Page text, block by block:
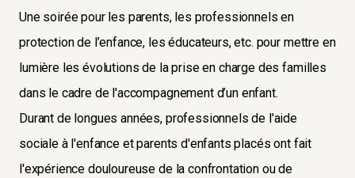
Une soirée pour les parents, les professionnels en
protection de l’enfance, les éducateurs, etc. pour mettre en
lumière les évolutions de la prise en charge des familles
dans le cadre de l'accompagnement d’un enfant.
Durant de longues années, professionnels de l'aide
sociale à l'enfance et parents d'enfants placés ont fait
l'expérience douloureuse de la confrontation ou de